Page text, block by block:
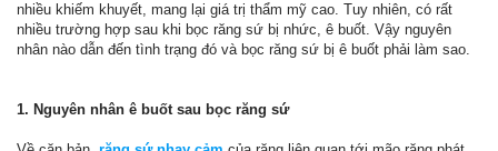
nhiều khiếm khuyết, mang lại giá trị thẩm mỹ cao. Tuy nhiên, có rất
nhiều trường hợp sau khi bọc răng sứ bị nhức, ê buốt. Vậy nguyên
nhân nào dẫn đến tình trạng đó và bọc răng sứ bị ê buốt phải làm sao.
1. Nguyên nhân ê buốt sau bọc răng sứ